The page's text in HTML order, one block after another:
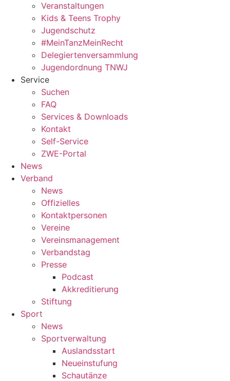
Veranstaltungen
Kids & Teens Trophy
Jugendschutz
#MeinTanzMeinRecht
Delegiertenversammlung
Jugendordnung TNWJ
Service
Suchen
FAQ
Services & Downloads
Kontakt
Self-Service
ZWE-Portal
News
Verband
News
Offizielles
Kontaktpersonen
Vereine
Vereinsmanagement
Verbandstag
Presse
Podcast
Akkreditierung
Stiftung
Sport
News
Sportverwaltung
Auslandsstart
Neueinstufung
Schautänze